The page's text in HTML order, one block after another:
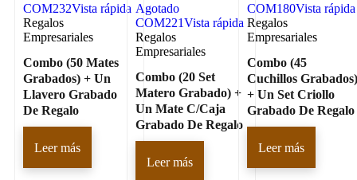
COM232Vista rápida
Regalos
Empresariales
Combo (50 Mates
Grabados) + Un
Llavero Grabado
De Regalo
Leer más
Agotado
COM221Vista rápida
Regalos
Empresariales
Combo (20 Set
Matero Grabado) +
Un Mate C/Caja
Grabado De Regalo
Leer más
COM180Vista rápida
Regalos
Empresariales
Combo (45
Cuchillos
+ Un Set Criollo
Grabado De Regalo
Leer más